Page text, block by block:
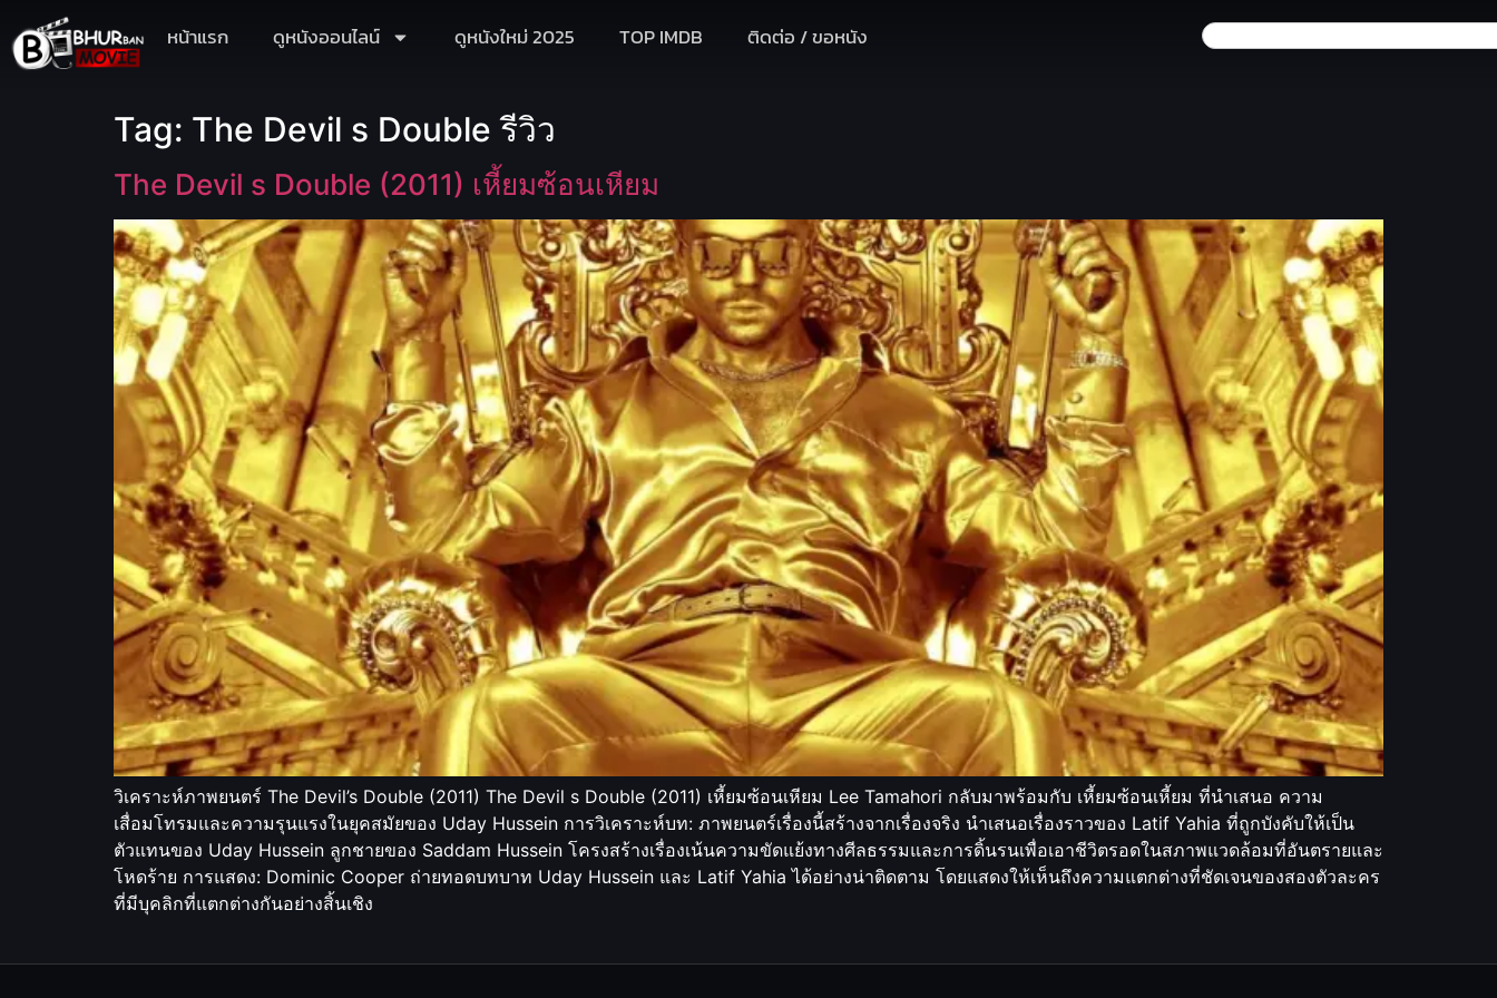
หน้าแรก ดูหนังออนไลน์ ดูหนังใหม่ 2025 TOP IMDB ติดต่อ / ขอหนัง
Tag: The Devil s Double รีวิว
The Devil s Double (2011) เหี้ยมซ้อนเหียม
วิเคราะห์ภาพยนตร์ The Devil’s Double (2011) The Devil s Double (2011) เหี้ยมซ้อนเหียม Lee Tamahori กลับมาพร้อมกับ เหี้ยมซ้อนเหี้ยม ที่นำเสนอ ความ
เสื่อมโทรมและความรุนแรงในยุคสมัยของ Uday Hussein การวิเคราะห์บท: ภาพยนตร์เรื่องนี้สร้างจากเรื่องจริง นำเสนอเรื่องราวของ Latif Yahia ที่ถูกบังคับให้เป็น
ตัวแทนของ Uday Hussein ลูกชายของ Saddam Hussein โครงสร้างเรื่องเน้นความขัดแย้งทางศีลธรรมและการดิ้นรนเพื่อเอาชีวิตรอดในสภาพแวดล้อมที่อันตรายและ
โหดร้าย การแสดง: Dominic Cooper ถ่ายทอดบทบาท Uday Hussein และ Latif Yahia ได้อย่างน่าติดตาม โดยแสดงให้เห็นถึงความแตกต่างที่ชัดเจนของสองตัวละคร
ที่มีบุคลิกที่แตกต่างกันอย่างสิ้นเชิง